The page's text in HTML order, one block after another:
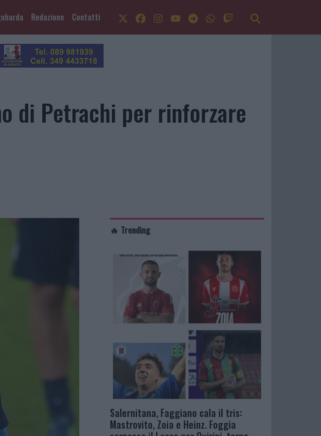
Redazione Contatti
di Petrachi per rinforzare
🔥 Trending
Salernitana, Faggiano cala il tris:
Mastrovito, Zoia e Heinz. Foggia